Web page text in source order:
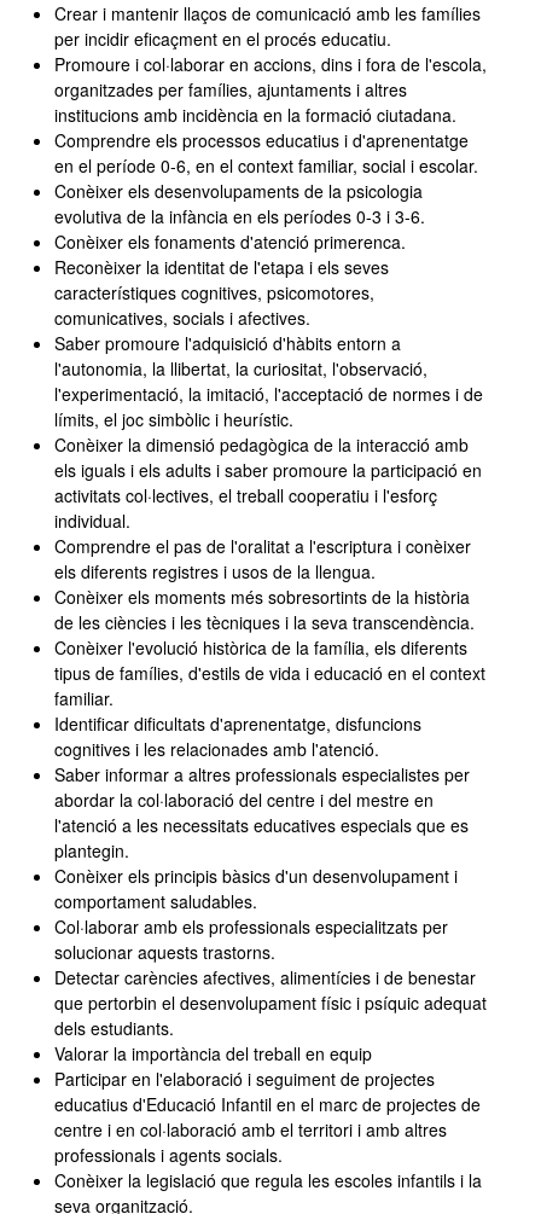
Crear i mantenir llaços de comunicació amb les famílies
per incidir eficaçment en el procés educatiu.
Promoure i col·laborar en accions, dins i fora de l'escola,
organitzades per famílies, ajuntaments i altres
institucions amb incidència en la formació ciutadana.
Comprendre els processos educatius i d'aprenentatge
en el període 0-6, en el context familiar, social i escolar.
Conèixer els desenvolupaments de la psicologia
evolutiva de la infància en els períodes 0-3 i 3-6.
Conèixer els fonaments d'atenció primerenca.
Reconèixer la identitat de l'etapa i els seves
característiques cognitives, psicomotores,
comunicatives, socials i afectives.
Saber promoure l'adquisició d'hàbits entorn a
l'autonomia, la llibertat, la curiositat, l'observació,
l'experimentació, la imitació, l'acceptació de normes i de
límits, el joc simbòlic i heurístic.
Conèixer la dimensió pedagògica de la interacció amb
els iguals i els adults i saber promoure la participació en
activitats col·lectives, el treball cooperatiu i l'esforç
individual.
Comprendre el pas de l'oralitat a l'escriptura i conèixer
els diferents registres i usos de la llengua.
Conèixer els moments més sobresortints de la història
de les ciències i les tècniques i la seva transcendència.
Conèixer l'evolució històrica de la família, els diferents
tipus de famílies, d'estils de vida i educació en el context
familiar.
Identificar dificultats d'aprenentatge, disfuncions
cognitives i les relacionades amb l'atenció.
Saber informar a altres professionals especialistes per
abordar la col·laboració del centre i del mestre en
l'atenció a les necessitats educatives especials que es
plantegin.
Conèixer els principis bàsics d'un desenvolupament i
comportament saludables.
Col·laborar amb els professionals especialitzats per
solucionar aquests trastorns.
Detectar carències afectives, alimentícies i de benestar
que pertorbin el desenvolupament físic i psíquic adequat
dels estudiants.
Valorar la importància del treball en equip
Participar en l'elaboració i seguiment de projectes
educatius d'Educació Infantil en el marc de projectes de
centre i en col·laboració amb el territori i amb altres
professionals i agents socials.
Conèixer la legislació que regula les escoles infantils i la
seva organització.